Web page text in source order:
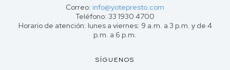
Correo: info@yotepresto.com
Teléfono: 33 1930 4700
Horario de atención: lunes a viernes: 9 a.m. a 3 p.m. y de 4
p.m. a 6 p.m.
SÍGUENOS